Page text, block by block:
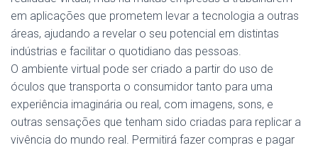
em aplicações que prometem levar a tecnologia a outras
áreas, ajudando a revelar o seu potencial em distintas
indústrias e facilitar o quotidiano das pessoas.
O ambiente virtual pode ser criado a partir do uso de
óculos que transporta o consumidor tanto para uma
experiência imaginária ou real, com imagens, sons, e
outras sensações que tenham sido criadas para replicar a
vivência do mundo real. Permitirá fazer compras e pagar